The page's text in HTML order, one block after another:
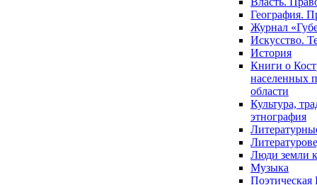
География.
Журнал
Искусство.
История
Книги о
населенных
области
Культура,
этнография
Люди земли
Музыка
Поэтическая